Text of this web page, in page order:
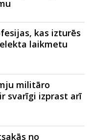
kas izturēs
laikmetu
militāro
svarīgi izprast arī
no